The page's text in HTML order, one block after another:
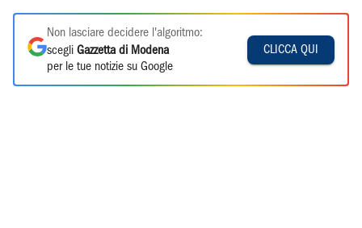
Non lasciare decidere l'algoritmo:
scegli Gazzetta di Modena
per le tue notizie su Google
CLICCA QUI